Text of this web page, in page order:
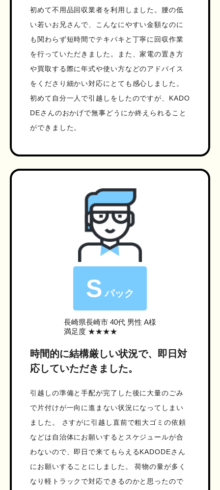
初めて不用品回収業者を利用しました。腰の低
い若いお兄さんで、こんなにやすい金額なのに
も関わらず短時間でテキパキと丁寧に回収作業
を行っていただきました。また、家電の置き方
や買取する際に年式や使い方などのアドバイス
をくださり細かい対応にとても感心しました。
初めて自分一人で引越しをしたのですが、KADO
DEさんのおかげで無事どうにか終えられること
ができました。
S パック
長崎県長崎市 40代 男性 A様
満足度 ★★★★
時間的に結構厳しい状況で、即日対
応していただきました。
引越しの準備と手配が完了した後に大量のごみ
で片付けが一向に進まない状況になってしまい
ました。 さすがに引越し直前で粗大ゴミの依頼
などは自治体にお願いするとスケジュールが合
わないので、即日で来てもらえるKADODEさん
にお願いすることにしました。 荷物の量が多く
なり軽トラックで対応できるのかと思ったので